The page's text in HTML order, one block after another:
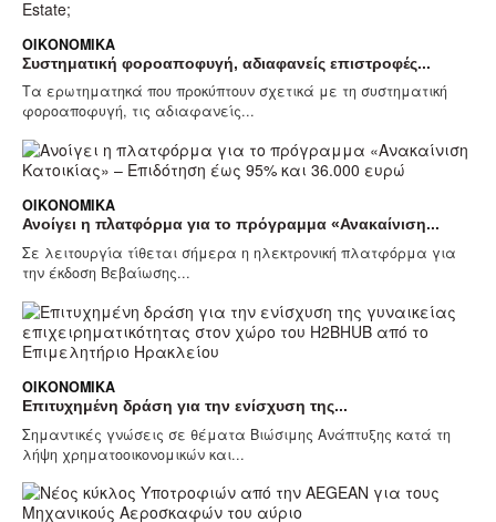
ΟΙΚΟΝΟΜΙΚΆ
Συστηματική φοροαποφυγή, αδιαφανείς επιστροφές...
Τα ερωτηματηκά που προκύπτουν σχετικά με τη συστηματική
φοροαποφυγή, τις αδιαφανείς...
ΟΙΚΟΝΟΜΙΚΆ
Ανοίγει η πλατφόρμα για το πρόγραμμα «Ανακαίνιση...
Σε λειτουργία τίθεται σήμερα η ηλεκτρονική πλατφόρμα για
την έκδοση Βεβαίωσης...
ΟΙΚΟΝΟΜΙΚΆ
Επιτυχημένη δράση για την ενίσχυση της...
Σημαντικές γνώσεις σε θέματα Βιώσιμης Ανάπτυξης κατά τη
λήψη χρηματοοικονομικών και...